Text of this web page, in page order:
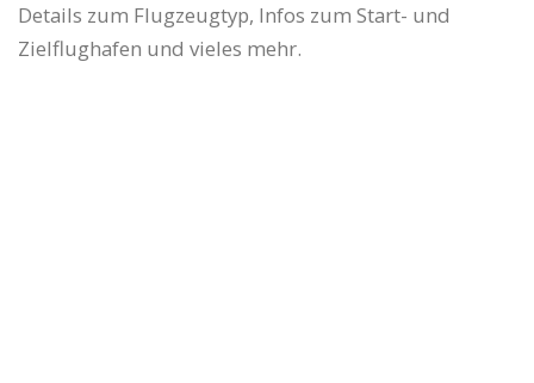
Details zum Flugzeugtyp, Infos zum Start- und
Zielflughafen und vieles mehr.